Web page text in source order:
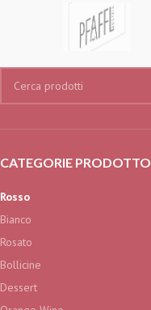
CATEGORIE PRODOTTO
Rosso
Bianco
Rosato
Bollicine
Dessert